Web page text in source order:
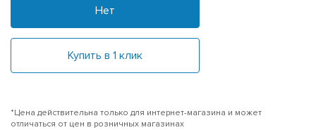
Нет
Купить в 1 клик
*Цена действительна только для интернет-магазина и может
отличаться от цен в розничных магазинах